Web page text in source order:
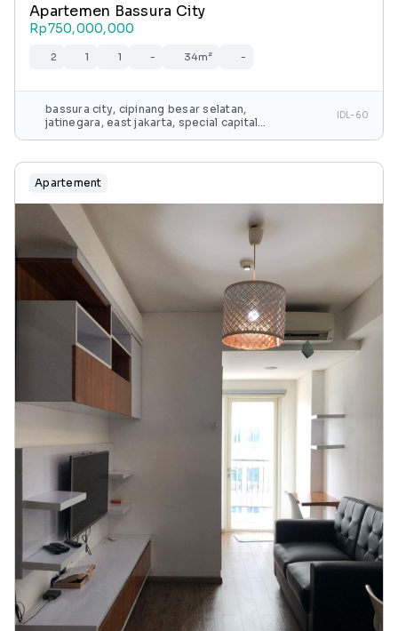
Apartemen Bassura City
Rp750,000,000
2 1 1 - 34m² -
bassura city, cipinang besar selatan,
jatinegara, east jakarta, special capital
IDL-60
Apartement